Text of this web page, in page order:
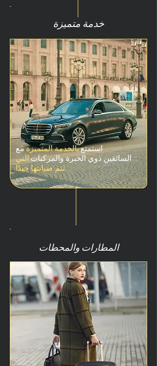
خدمة متميزة
استمتعبالخدمة المتميزةمع
السائقين ذوي الخبرة والمركباتالتي
تتم صيانتها جيدًا.
المطارات والمحطات